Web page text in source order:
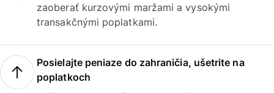
zaoberať kurzovými maržami a vysokými
transakčnými poplatkami.
Posielajte peniaze do zahraničia, ušetrite na
poplatkoch